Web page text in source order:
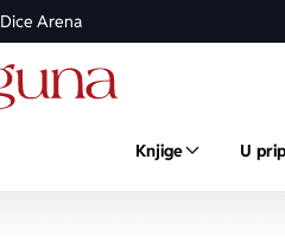
Dice Arena
Knjige U